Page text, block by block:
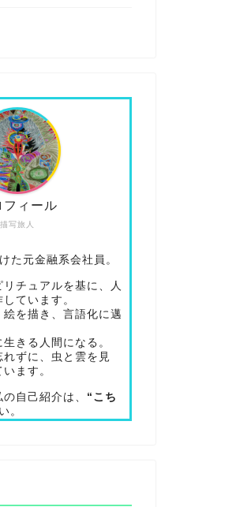
描写旅人
フィール
た元金融系会社員。
チュアルを基に、人
ています。
を描き、言語化に邁
きる人間になる。
ずに、虫と雲を見
ます。
自己紹介は、 “こち
。